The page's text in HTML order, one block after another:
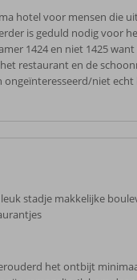
hotel voor mensen die
is geduld nodig voor
1424 en niet 1425
restaurant en de
ongeïnteresseerd/niet
stadje makkelijke
het ontbijt